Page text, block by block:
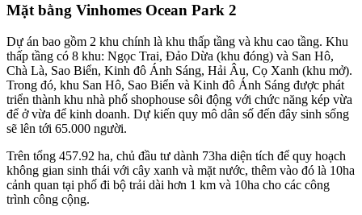
Mặt bằng Vinhomes Ocean Park 2
Dự án bao gồm 2 khu chính là khu thấp tầng và khu cao tầng. Khu
thấp tầng có 8 khu: Ngọc Trai, Đảo Dừa (khu đóng) và San Hô,
Chà Là, Sao Biển, Kinh đô Ánh Sáng, Hải Âu, Cọ Xanh (khu mở).
Trong đó, khu San Hô, Sao Biển và Kinh đô Ánh Sáng được phát
triển thành khu nhà phố shophouse sôi động với chức năng kép vừa
để ở vừa để kinh doanh. Dự kiến quy mô dân số đến đây sinh sống
sẽ lên tới 65.000 người.
Trên tổng 457.92 ha, chủ đầu tư dành 73ha diện tích để quy hoạch
không gian sinh thái với cây xanh và mặt nước, thêm vào đó là 10ha
cảnh quan tại phố đi bộ trải dài hơn 1 km và 10ha cho các công
trình công cộng.